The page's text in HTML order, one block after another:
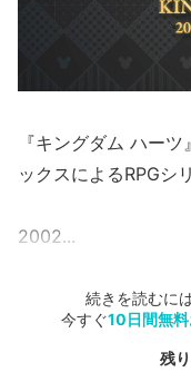
『キングダム ハー
ックスによるRPGシ
2002...
続きを読むに
今すぐ10日間無
残